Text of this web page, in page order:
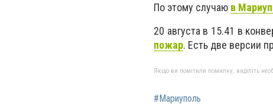
По этому случаю в
20 августа в 15.41 в
пожар. Есть две версии
Якщо ви помітили помилку, виділіть
#Мариуполь